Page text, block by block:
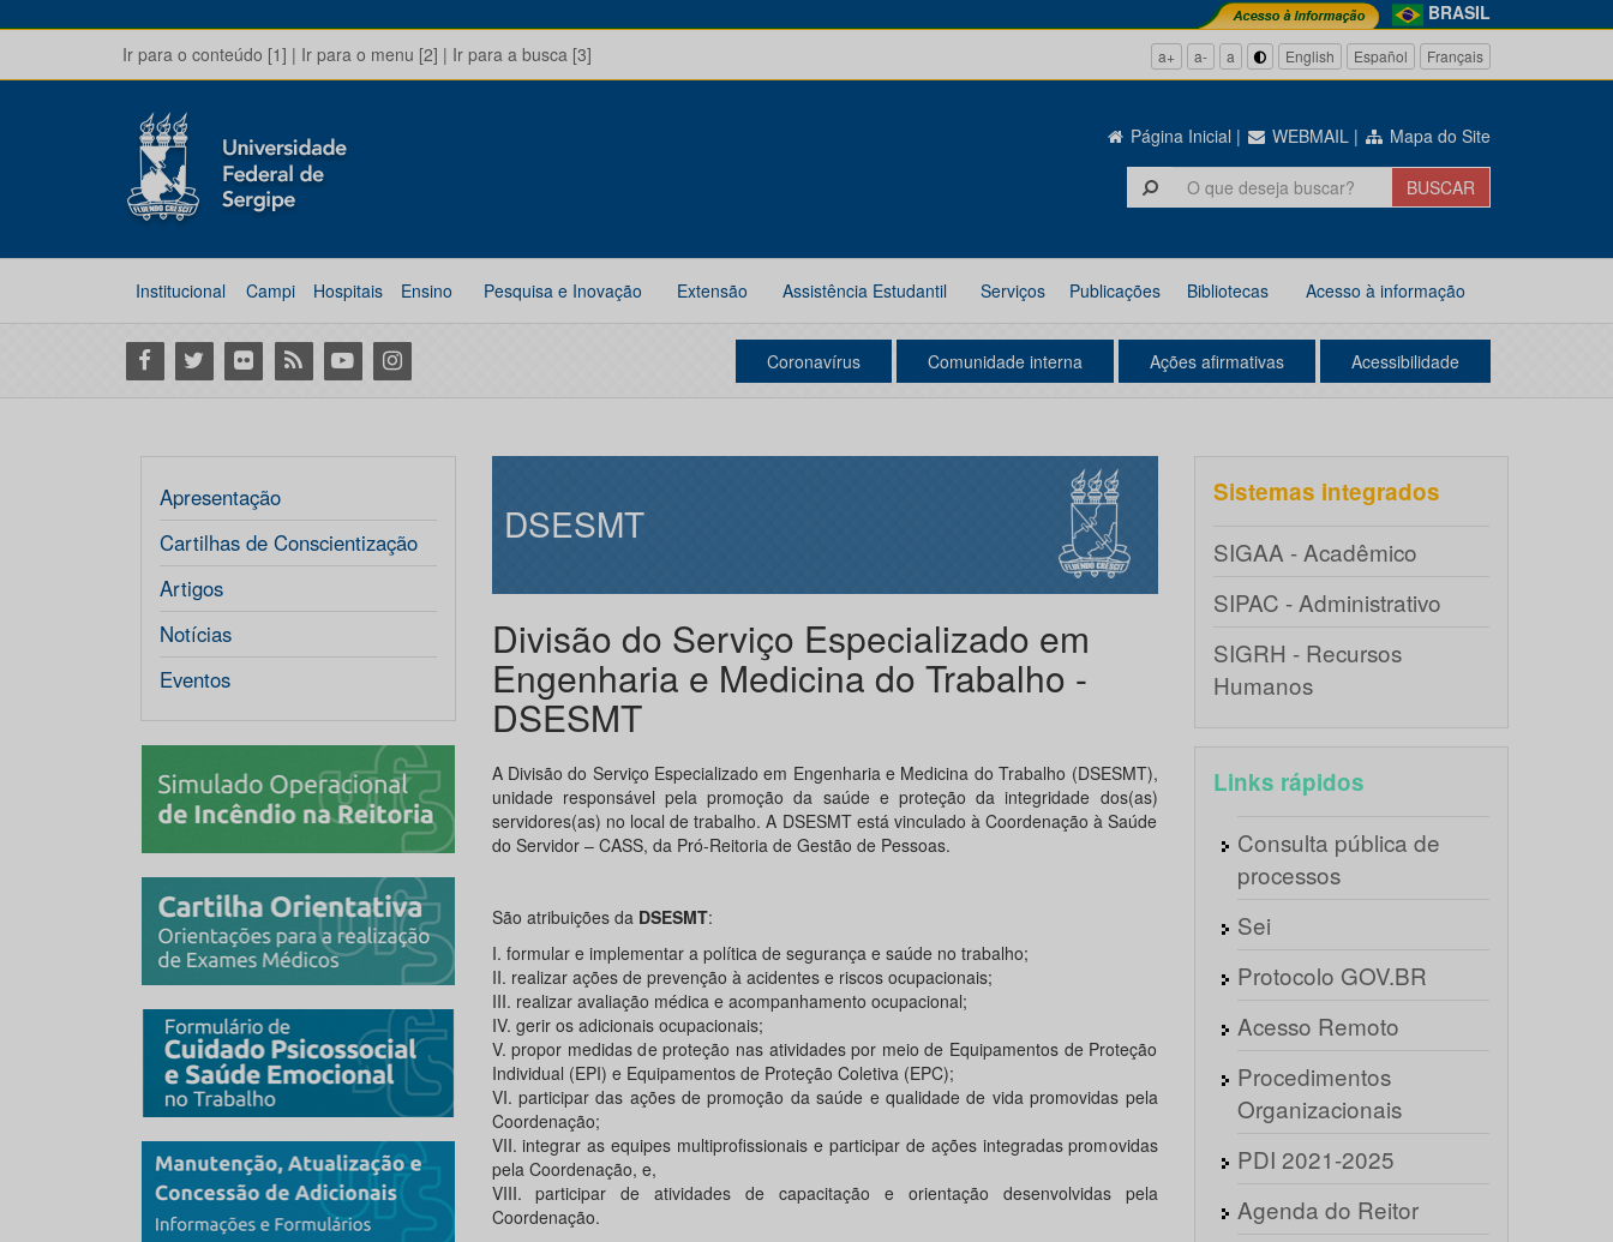
BRASIL
Ir para o conteúdo [1] | Ir para o menu [2] | Ir para a busca [3] a+ a- a English Español Français
Página Inicial | WEBMAIL | Mapa do Site
Institucional Campi Hospitais Ensino Pesquisa e Inovação Extensão Assistência Estudantil Serviços Publicações Bibliotecas Acesso à informação
Facebook
Twitter Flickr RSS YoutubeInstagram Coronavírus Comunidade interna Ações afirmativas Acessibilidade
Apresentação
Cartilhas de Conscientização
Artigos
Notícias
Eventos
DSESMT
Divisão do Serviço Especializado em
Engenharia e Medicina do Trabalho -
DSESMT
A Divisão do Serviço Especializado em Engenharia e Medicina do Trabalho (DSESMT),
unidade responsável pela promoção da saúde e proteção da integridade dos(as)
servidores(as) no local de trabalho. A DSESMT está vinculado à Coordenação à Saúde
do Servidor – CASS, da Pró-Reitoria de Gestão de Pessoas.
São atribuições da DSESMT:
I. formular e implementar a política de segurança e saúde no trabalho;
II. realizar ações de prevenção à acidentes e riscos ocupacionais;
III. realizar avaliação médica e acompanhamento ocupacional;
IV. gerir os adicionais ocupacionais;
V. propor medidas de proteção nas atividades por meio de Equipamentos de Proteção
Individual (EPI) e Equipamentos de Proteção Coletiva (EPC);
VI. participar das ações de promoção da saúde e qualidade de vida promovidas pela
Coordenação;
VII. integrar as equipes multiprofissionais e participar de ações integradas promovidas
pela Coordenação, e,
VIII. participar de atividades de capacitação e orientação desenvolvidas pela
Coordenação.
Sistemas integrados
SIGAA - Acadêmico
SIPAC - Administrativo
SIGRH - Recursos
Humanos
Links rápidos
Consulta pública de
processos
Sei
Protocolo GOV.BR
Acesso Remoto
Procedimentos
Organizacionais
PDI 2021-2025
Agenda do Reitor